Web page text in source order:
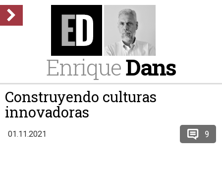
EnriqueDans
Construyendo culturas
innovadoras
01.11.2021 9